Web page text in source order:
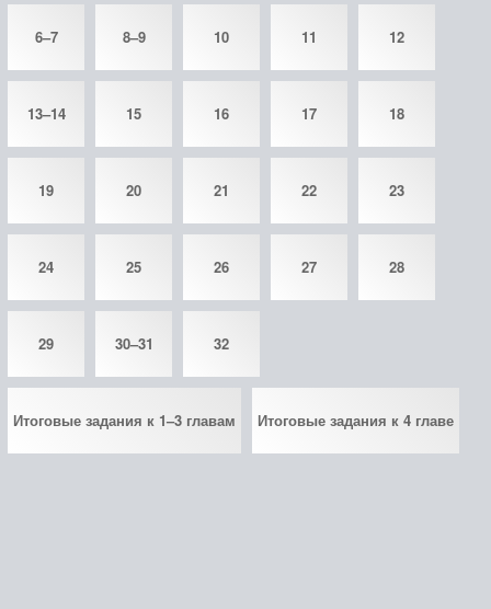
6–7 8–9 10 11 12
13–14 15 16 17 18
19 20 21 22 23
24 25 26 27 28
29 30–31 32
Итоговые задания к 1–3 главам Итоговые задания к 4 главе